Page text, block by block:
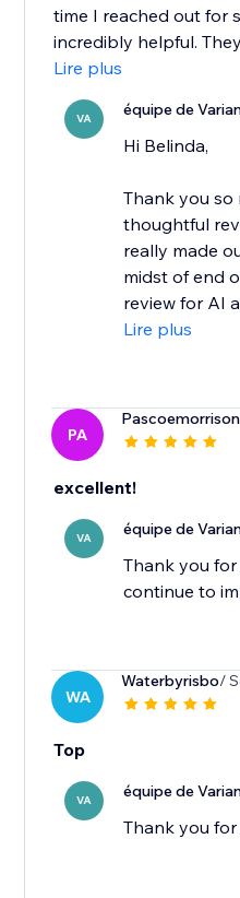
time I reached out for
incredibly helpful.
Lire plus
VA équipe de
Hi Belinda,
Thank you so
thoughtful
really made
midst of end
review for AI
Lire plus
PA
Pascoemorrison
excellent!
VA équipe de
Thank you for
continue to
WA
Waterbyrisbo/
Top
VA équipe de
Thank you